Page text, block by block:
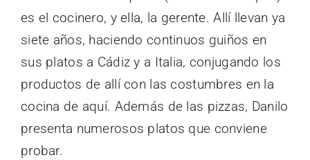
es el cocinero, y ella, la gerente. Allí llevan ya
siete años, haciendo continuos guiños en
sus platos a Cádiz y a Italia, conjugando los
productos de allí con las costumbres en la
cocina de aquí. Además de las pizzas, Danilo
presenta numerosos platos que conviene
probar.